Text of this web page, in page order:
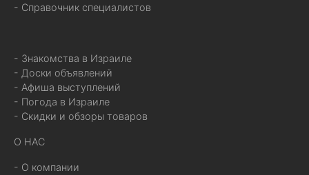
- Справочник специалистов
- Знакомства в Израиле
- Доски объявлений
- Афиша выступлений
- Погода в Израиле
- Скидки и обзоры товаров
О НАС
- О компании